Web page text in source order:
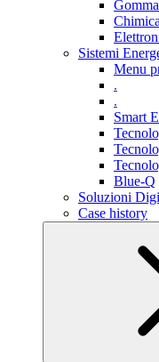
Chimica
Sistemi
Menu
.
.
Smart
Blue-Q
Soluzioni
Case history